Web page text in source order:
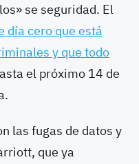
se seguridad. El
día cero que está
y que todo
el próximo 14 de
las fugas de datos y
que ya